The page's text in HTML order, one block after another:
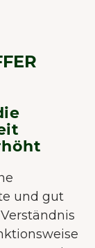
und gut